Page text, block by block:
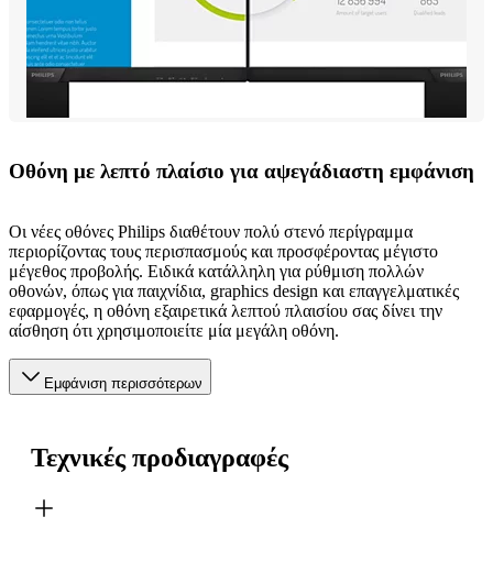
Οθόνη με λεπτό πλαίσιο για αψεγάδιαστη εμφάνιση
Οι νέες οθόνες Philips διαθέτουν πολύ στενό περίγραμμα
περιορίζοντας τους περισπασμούς και προσφέροντας μέγιστο
μέγεθος προβολής. Ειδικά κατάλληλη για ρύθμιση πολλών
οθονών, όπως για παιχνίδια, graphics design και επαγγελματικές
εφαρμογές, η οθόνη εξαιρετικά λεπτού πλαισίου σας δίνει την
αίσθηση ότι χρησιμοποιείτε μία μεγάλη οθόνη.
Εμφάνιση περισσότερων
Τεχνικές προδιαγραφές